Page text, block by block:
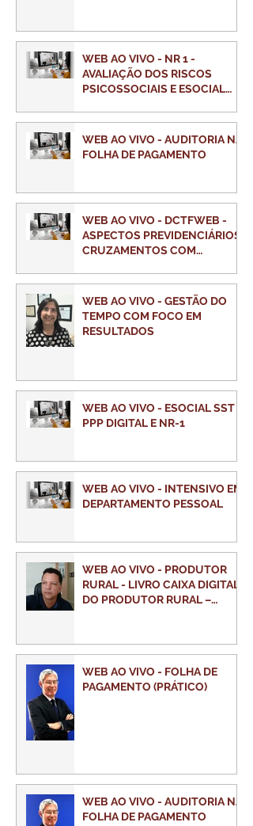
WEB AO VIVO - NR 1 -
AVALIAÇÃO DOS RISCOS
PSICOSSOCIAIS E ESOCIAL
WEB AO VIVO - AUDITORIA NA
FOLHA DE PAGAMENTO
WEB AO VIVO - DCTFWEB -
ASPECTOS PREVIDENCIÁRIOS
CRUZAMENTOS COM
WEB AO VIVO - GESTÃO DO
TEMPO COM FOCO EM
RESULTADOS
WEB AO VIVO - ESOCIAL SST E
PPP DIGITAL E NR-1
WEB AO VIVO - INTENSIVO EM
DEPARTAMENTO PESSOAL
WEB AO VIVO - PRODUTOR
RURAL - LIVRO CAIXA DIGITAL
DO PRODUTOR RURAL –
WEB AO VIVO - FOLHA DE
PAGAMENTO (PRÁTICO)
WEB AO VIVO - AUDITORIA NA
FOLHA DE PAGAMENTO